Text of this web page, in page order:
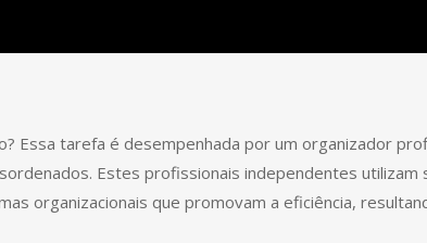
Essa tarefa é desempenhada por um organizador
Estes profissionais independentes
organizacionais que promovam a eficiência,